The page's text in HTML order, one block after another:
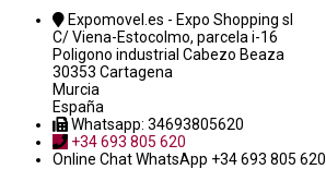
Expomovel.es - Expo Shopping sl
C/ Viena-Estocolmo, parcela i-16
Poligono industrial Cabezo Beaza
30353 Cartagena
Murcia
España
Whatsapp: 34693805620
+34 693 805 620
Online ChatWhatsApp +34 693 805 620